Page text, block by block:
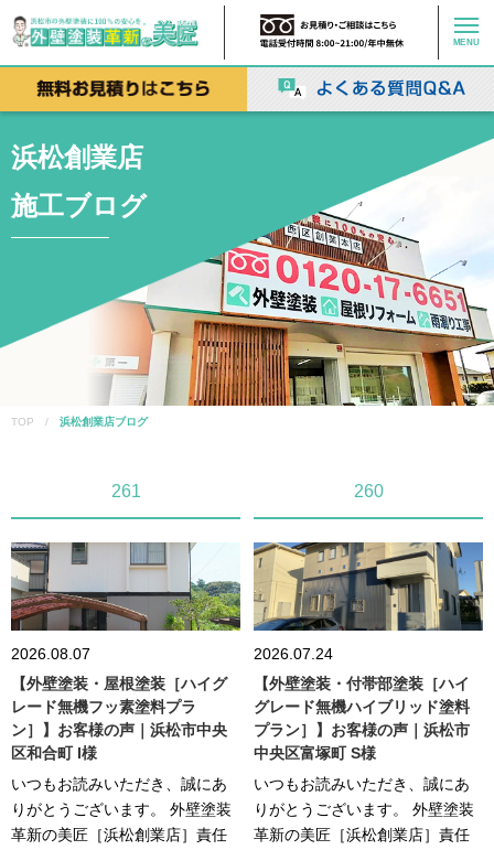
MENU
浜松創業店
施工ブログ
TOP / 浜松創業店ブログ
261
2026.08.07
【外壁塗装・屋根塗装［ハイグ
レード無機フッ素塗料プラ
ン］】お客様の声｜浜松市中央
区和合町 I様
いつもお読みいただき、誠にあ
りがとうございます。 外壁塗装
革新の美匠［浜松創業店］責任
260
2026.07.24
【外壁塗装・付帯部塗装［ハイ
グレード無機ハイブリッド塗料
プラン］】お客様の声｜浜松市
中央区富塚町 S様
いつもお読みいただき、誠にあ
りがとうございます。 外壁塗装
革新の美匠［浜松創業店］責任